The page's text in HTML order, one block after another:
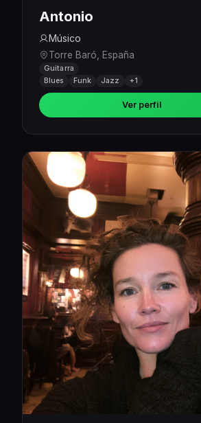
Antonio
Músico
Torre Baró, España
Guitarra
Blues
Funk Jazz +1
Ver perfil